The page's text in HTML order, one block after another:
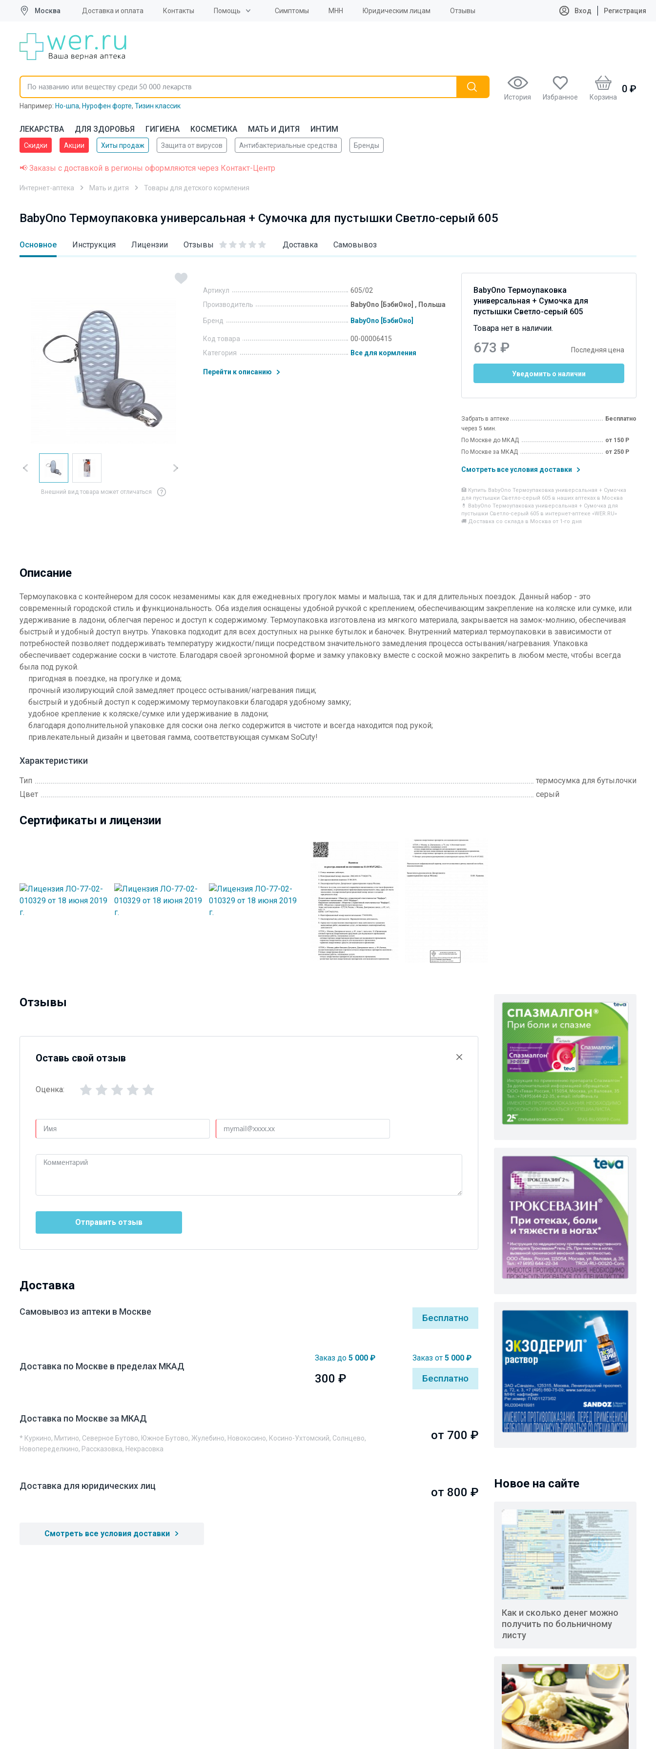
Москва Доставка и оплата Контакты Помощь Симптомы МНН Юридическим лицам Отзывы Вход Регистрация
История Избранное Корзина
0 ₽
Например: Но-шпа, Нурофен форте, Тизин классик
ЛЕКАРСТВА ДЛЯ ЗДОРОВЬЯ ГИГИЕНА КОСМЕТИКА МАТЬ И ДИТЯ ИНТИМ
Скидки Акции Хиты продаж Защита от вирусов Антибактериальные средства Бренды
📢 Заказы с доставкой в регионы оформляются через Контакт-Центр
Интернет-аптека Мать и дитя Товары для детского кормления
BabyOno Термоупаковка универсальная + Сумочка для пустышки Светло-серый 605
Основное Инструкция Лицензии Отзывы Доставка Самовывоз
Внешний вид товара может отличаться
BabyOno Термоупаковка
универсальная + Сумочка для
пустышки Светло-серый 605
Товара нет в наличии.
673 ₽ Последняя цена
Уведомить о наличии
Забрать в аптеке
через 5 мин.
Бесплатно
По Москве до МКАД
от 150 Р
По Москве за МКАД
от 250 Р
Смотреть все условия доставки
🏥 Купить BabyOno Термоупаковка универсальная + Сумочка
для пустышки Светло-серый 605 в наших аптеках в Москва
💊 BabyOno Термоупаковка универсальная + Сумочка для
пустышки Светло-серый 605 в интернет-аптеке «WER.RU»
🚚 Доставка со склада в Москва от 1-го дня
Артикул
605/02
Производитель
BabyOno [БэбиОно] , Польша
Бренд BabyOno [БэбиОно]
Код товара
00-00006415
Категория
Все для кормления
Перейти к описанию
Описание
Термоупаковка с контейнером для сосок незаменимы как для ежедневных прогулок мамы и малыша, так и для длительных поездок. Данный набор - это
современный городской стиль и функциональность. Оба изделия оснащены удобной ручкой с креплением, обеспечивающим закрепление на коляске или сумке, или
удерживание в ладони, облегчая перенос и доступ к содержимому. Термоупаковка изготовлена из мягкого материала, закрывается на замок-молнию, обеспечивая
быстрый и удобный доступ внутрь. Упаковка подходит для всех доступных на рынке бутылок и баночек. Внутренний материал термоупаковки в зависимости от
потребностей позволяет поддерживать температуру жидкости/пищи посредством значительного замедления процесса остывания/нагревания. Упаковка
обеспечивает содержание соски в чистоте. Благодаря своей эргономной форме и замку упаковку вместе с соской можно закрепить в любом месте, чтобы всегда
была под рукой.
пригодная в поездке, на прогулке и дома;
прочный изолирующий слой замедляет процесс остывания/нагревания пищи;
быстрый и удобный доступ к содержимому термоупаковки благодаря удобному замку;
удобное крепление к коляске/сумке или удерживание в ладони;
благодаря дополнительной упаковке для соски она легко содержится в чистоте и всегда находится под рукой;
привлекательный дизайн и цветовая гамма, соответствующая сумкам SoCuty!
Характеристики
Тип
термосумка для бутылочки
Цвет
серый
Сертификаты и лицензии
Отзывы
Оставь свой отзыв
Оценка:
Отправить отзыв
Доставка
Самовывоз из аптеки в Москве
Бесплатно
Доставка по Москве в пределах МКАД
Заказ до 5 000 ₽
300 ₽
Заказ от 5 000 ₽
Бесплатно
Доставка по Москве за МКАД
* Куркино, Митино, Северное Бутово, Южное Бутово, Жулебино, Новокосино, Косино-Ухтомский, Солнцево,
Новопеределкино, Рассказовка, Некрасовка
от 700 ₽
Доставка для юридических лиц от 800 ₽
Смотреть все условия доставки
Новое на сайте
Как и сколько денег можно
получить по больничному
листу